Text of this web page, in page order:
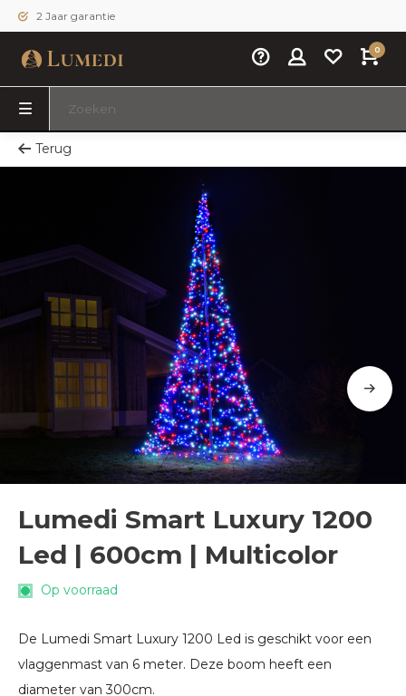
2 Jaar garantie
0
Terug
Lumedi Smart Luxury 1200
Led | 600cm | Multicolor
Op voorraad
De Lumedi Smart Luxury 1200 Led is geschikt voor een
vlaggenmast van 6 meter. Deze boom heeft een
diameter van 300cm.